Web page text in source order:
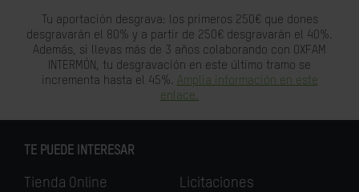
Tu aportación desgrava: los primeros 250€ que dones
desgravarán el 80% y a partir de 250€ desgravarán el 40%.
Además, si llevas más de 3 años colaborando con OXFAM
INTERMÓN, tu desgravación en este último tramo se
incrementa hasta el 45%. Amplia información en este
enlace.
TE PUEDE INTERESAR
Tienda Online
Licitaciones